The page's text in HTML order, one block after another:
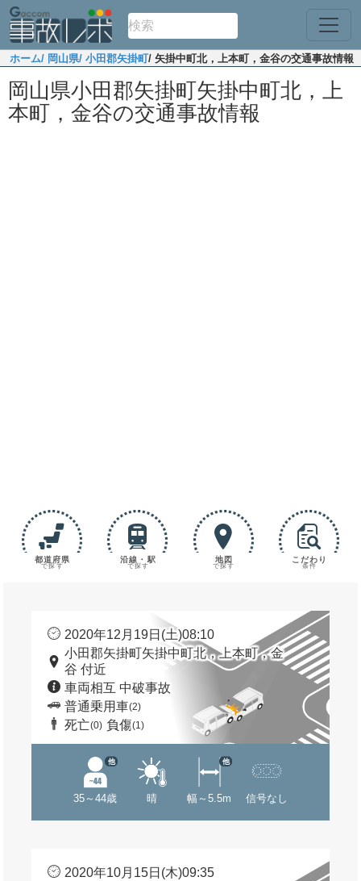
ホーム/ 岡山県/ 小田郡矢掛町/ 矢掛中町北，上本町，金谷の交通事故情報
岡山県小田郡矢掛町矢掛中町北，上
本町，金谷の交通事故情報
都道府県
で探す
沿線・駅
で探す
地図
で探す
こだわり
条件
2020年12月19日(土)08:10
小田郡矢掛町矢掛中町北，上本町，金
谷 付近
車両相互 中破事故
普通乗用車(2)
死亡(0) 負傷(1)
35～44歳
他
晴 幅～5.5m
他
信号なし
2020年10月15日(木)09:35